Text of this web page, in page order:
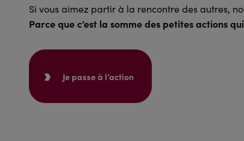
Si vous aimez partir à la rencontre des autres,
Parce que c’est la somme des petites actions
Je passe à l’action